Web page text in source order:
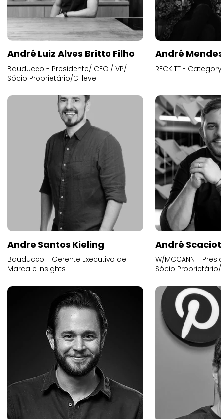
André Luiz Alves Britto Filho
Bauducco - Presidente/ CEO / VP/
Sócio Proprietário/C-level
André
RECKITT -
Andre Santos Kieling
Bauducco - Gerente Executivo de
Marca e Insights
André
W/MCCANN -
Sócio